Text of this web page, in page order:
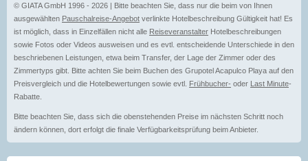
© GIATA GmbH 1996 - 2026 | Bitte beachten Sie, dass nur die beim von Ihnen
ausgewählten Pauschalreise-Angebot verlinkte Hotelbeschreibung Gültigkeit hat! Es
ist möglich, dass in Einzelfällen nicht alle Reiseveranstalter Hotelbeschreibungen
sowie Fotos oder Videos ausweisen und es evtl. entscheidende Unterschiede in den
beschriebenen Leistungen, etwa beim Transfer, der Lage der Zimmer oder des
Zimmertyps gibt. Bitte achten Sie beim Buchen des Grupotel Acapulco Playa auf den
Preisvergleich und die Hotelbewertungen sowie evtl. Frühbucher- oder Last Minute-
Rabatte.
Bitte beachten Sie, dass sich die obenstehenden Preise im nächsten Schritt noch
ändern können, dort erfolgt die finale Verfügbarkeitsprüfung beim Anbieter.